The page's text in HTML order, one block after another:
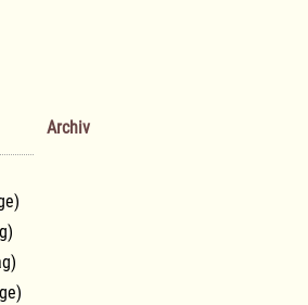
Archiv